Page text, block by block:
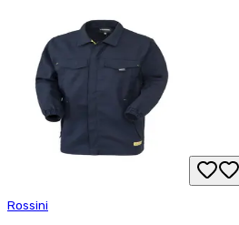
Rossini